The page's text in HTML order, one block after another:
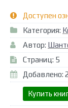
Доступен
Категория:
Автор:
Страниц: 5
Добавлено:
Купить